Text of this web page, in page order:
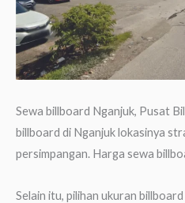
Sewa billboard Nganjuk, Pusat
billboard di Nganjuk lokasinya
persimpangan. Harga sewa
Selain itu, pilihan ukuran